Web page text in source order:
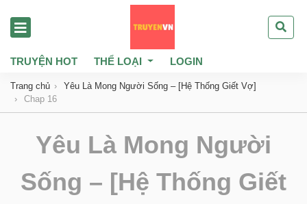
TRUYỆN HOT THỂ LOẠI LOGIN
Trang chủ
Yêu Là Mong Người Sống – [Hệ Thống Giết Vợ]
Chap 16
Yêu Là Mong Người
Sống – [Hệ Thống Giết